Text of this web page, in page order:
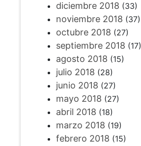
diciembre 2018 (33)
noviembre 2018 (37)
octubre 2018 (27)
septiembre 2018 (17)
agosto 2018 (15)
julio 2018 (28)
junio 2018 (27)
mayo 2018 (27)
abril 2018 (18)
marzo 2018 (19)
febrero 2018 (15)